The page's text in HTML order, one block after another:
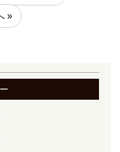
»